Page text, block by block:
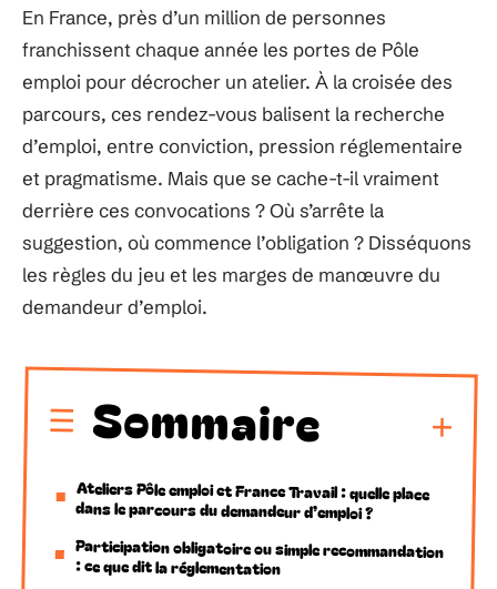
En France, près d’un million de personnes
franchissent chaque année les portes de Pôle
emploi pour décrocher un atelier. À la croisée des
parcours, ces rendez-vous balisent la recherche
d’emploi, entre conviction, pression réglementaire
et pragmatisme. Mais que se cache-t-il vraiment
derrière ces convocations ? Où s’arrête la
suggestion, où commence l’obligation ? Disséquons
les règles du jeu et les marges de manœuvre du
demandeur d’emploi.
Sommaire
Ateliers Pôle emploi et France Travail : quelle place
dans le parcours du demandeur d’emploi ?
Participation obligatoire ou simple recommandation
: ce que dit la réglementation